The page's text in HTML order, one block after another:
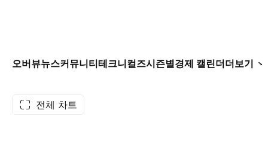
오버뷰뉴스커뮤니티테크니컬즈시즌별경제 캘린더더보기
전체 차트